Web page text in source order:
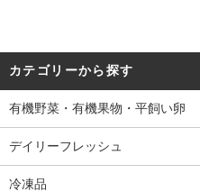
カテゴリーから探す
有機野菜・有機果物・平飼い卵
デイリーフレッシュ
冷凍品